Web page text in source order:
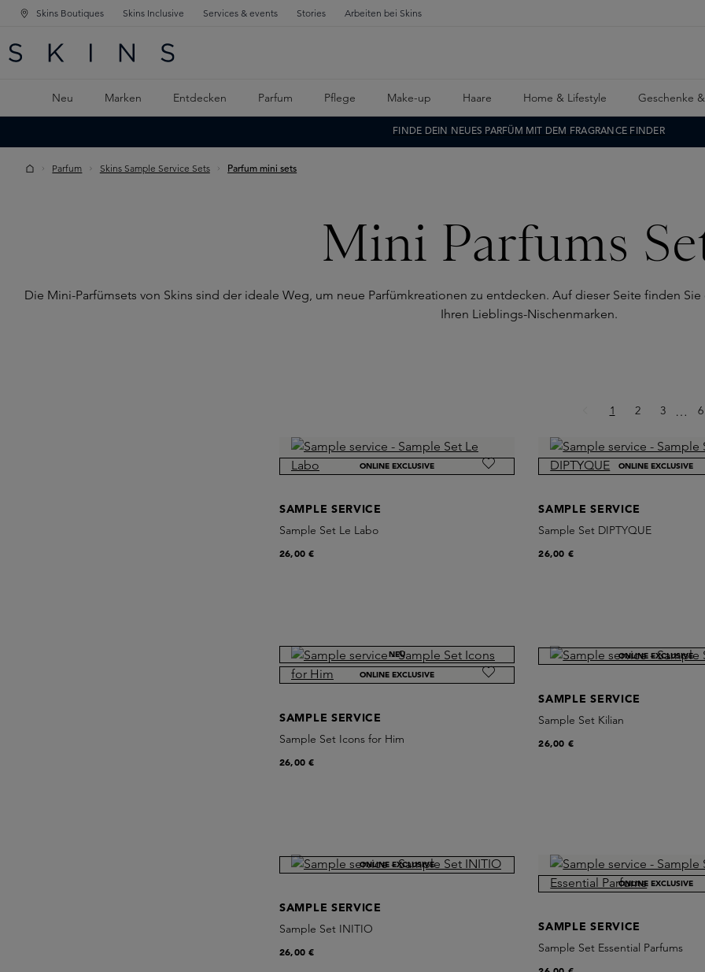
SPRINGEN
SPRINGEN
Skins Boutiques Skins Inclusive Services & events Stories Arbeiten bei Skins
Neu Marken Entdecken Parfum Pflege Make-up Haare Home & Lifestyle Geschenke
FINDE DEIN NEUES PARFÜM MIT DEM FRAGRANCE FINDER
Parfum Skins Sample Service Sets Parfum mini sets
Mini Parfums
Die Mini-Parfümsets von Skins sind der ideale Weg, um neue Parfümkreationen zu entdecken. Auf dieser Seite finden
Ihren Lieblings-Nischenmarken.
Seite
1 Seite
2 Seite
3 Ellipsis
… 6
ONLINE EXCLUSIVE
SAMPLE SERVICE
Sample Set Le Labo
26,00 €
ONLINE EXCLUSIVE
SAMPLE SERVICE
Sample Set DIPTYQUE
26,00 €
NEU
ONLINE EXCLUSIVE
SAMPLE SERVICE
Sample Set Icons for Him
26,00 €
ONLINE EXCLUSIVE
SAMPLE SERVICE
Sample Set Kilian
26,00 €
ONLINE EXCLUSIVE
SAMPLE SERVICE
Sample Set INITIO
26,00 €
ONLINE EXCLUSIVE
SAMPLE SERVICE
Sample Set Essential Parfums